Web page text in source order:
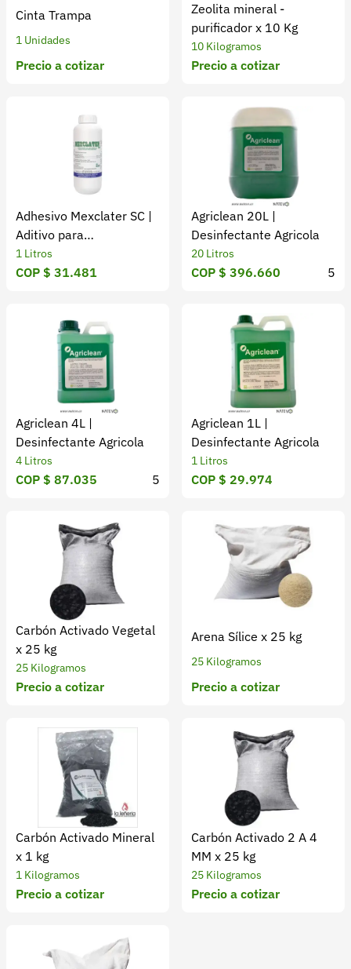
Cinta Trampa
1 Unidades
Precio a cotizar
Zeolita mineral -
purificador x 10 Kg
10 Kilogramos
Precio a cotizar
Adhesivo Mexclater SC |
Aditivo para
Agroquímicos
1 Litros
COP $ 31.481
Agriclean 20L |
Desinfectante Agricola
20 Litros
COP $ 396.660 5
Agriclean 4L |
Desinfectante Agricola
4 Litros
COP $ 87.035 5
Agriclean 1L |
Desinfectante Agricola
1 Litros
COP $ 29.974
Carbón Activado Vegetal
x 25 kg
25 Kilogramos
Precio a cotizar
Arena Sílice x 25 kg
25 Kilogramos
Precio a cotizar
Carbón Activado Mineral
x 1 kg
1 Kilogramos
Precio a cotizar
Carbón Activado 2 A 4
MM x 25 kg
25 Kilogramos
Precio a cotizar